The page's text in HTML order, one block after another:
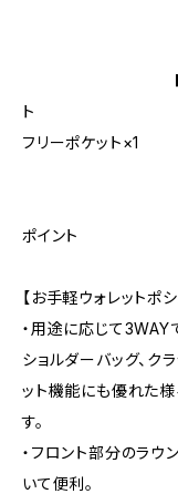
カードホ
ワイドポ
■メイン
フリーポケット×1
ファスナ
ポイント
【お手軽ウォレットポシ
・用途に応じて3WAY
ショルダーバッグ、ク
ット機能にも優れた
す。
・フロント部分のラウ
いて便利。